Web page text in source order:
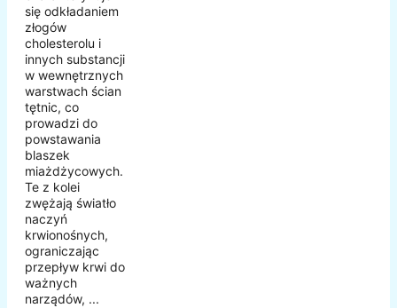
się odkładaniem
złogów
cholesterolu i
innych substancji
w wewnętrznych
warstwach ścian
tętnic, co
prowadzi do
powstawania
blaszek
miażdżycowych.
Te z kolei
zwężają światło
naczyń
krwionośnych,
ograniczając
przepływ krwi do
ważnych
narządów, ...